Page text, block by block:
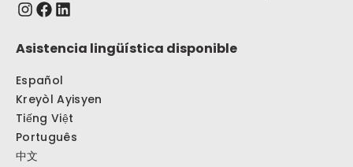
Asistencia lingüística disponible
Español
Kreyòl Ayisyen
Tiếng Việt
Português
中文